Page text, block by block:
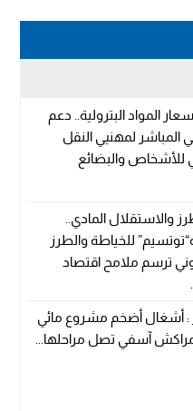
المواد البترولية.. دعم
المباشر لمهنيي النقل
للأشخاص والبضائع
والاستقلال المادي..
للخياطة والطرز
ترسم ملامح اقتصاد
: أشغال أضخم مشروع مائي
آسفي تصل مراحلها...